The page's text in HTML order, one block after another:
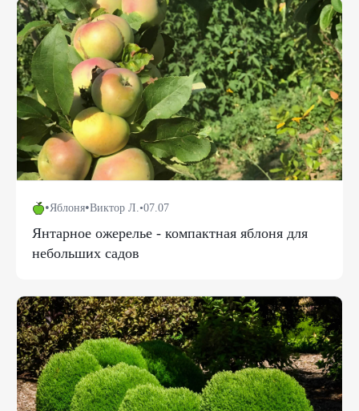
•Яблоня•Виктор Л.•07.07
Янтарное ожерелье - компактная яблоня для
небольших садов